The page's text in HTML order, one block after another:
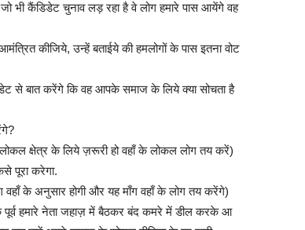
भी कैंडिडेट चुनाव लड़ रहा है वे लोग हमारे पास आयेंगे वह
कीजिये, उन्हें बताईये की हमलोगों के पास इतना वोट
से बात करेंगे कि वह आपके समाज के लिये क्या सोचता है
लोकल क्षेत्र के लिये ज़रूरी हो वहाँ के लोकल लोग तय करें)
पूरा करेगा.
वहाँ के अनुसार होगी और यह माँग वहाँ के लोग तय करेंगे)
पूर्व हमारे नेता जहाज़ में बैठकर बंद कमरे में डील करके आ